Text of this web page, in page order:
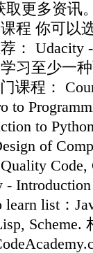
取更多资
程 你可以
： Udacity -
学习至少一
课程：
to
to
of
Code,
list：